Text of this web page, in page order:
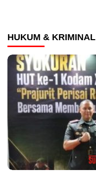
HUKUM & KRIMINAL